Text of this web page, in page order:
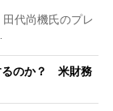
代尚機氏のプレ
るのか？ 米財務